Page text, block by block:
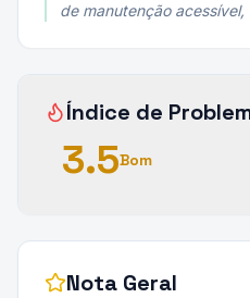
de manutenção
Índice de
3.5Bom
Nota Geral